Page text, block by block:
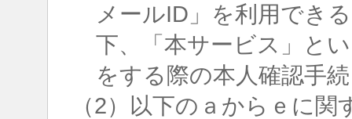
メールID」を利用でき
下、「本サービス」と
をする際の本人確認手
（2）以下のａからｅに